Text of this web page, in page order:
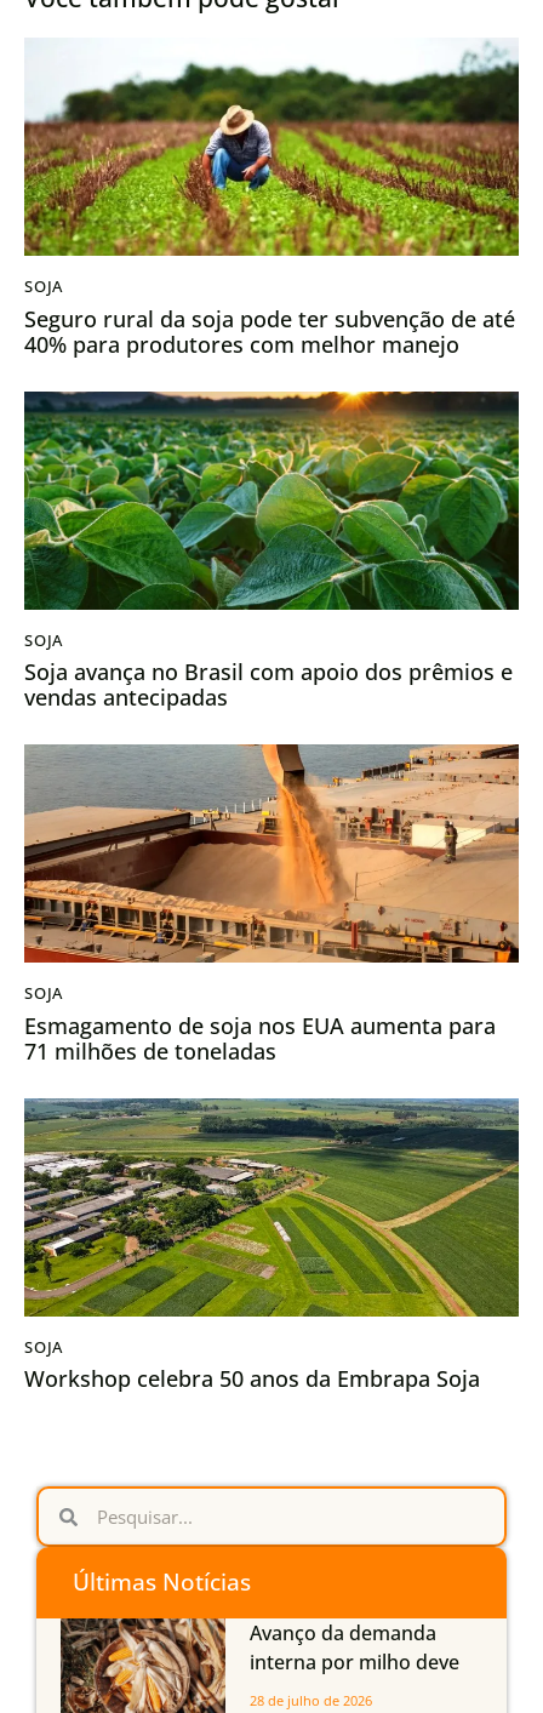
SOJA
Seguro rural da soja pode ter subvenção de até
40% para produtores com melhor manejo
SOJA
Soja avança no Brasil com apoio dos prêmios e
vendas antecipadas
SOJA
Esmagamento de soja nos EUA aumenta para
71 milhões de toneladas
SOJA
Workshop celebra 50 anos da Embrapa Soja
Últimas Notícias
Avanço da demanda
interna por milho deve
compensar aumento da
28 de julho de 2026